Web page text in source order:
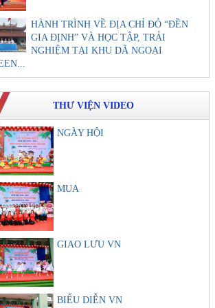
HÀNH TRÌNH VỀ ĐỊA CHỈ ĐỎ “ĐỀN
GIA ĐỊNH” VÀ HỌC TẬP, TRẢI
NGHIỆM TẠI KHU DÃ NGOẠI
THƯ VIỆN VIDEO
NGÀY HỘI
MUA
GIAO LƯU VN
BIỂU DIỄN VN